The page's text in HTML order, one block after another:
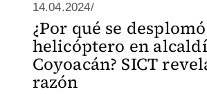
14.04.2024/
¿Por qué se
helicóptero en
Coyoacán? SICT
razón